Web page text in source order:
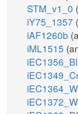
STM_v1_0
iY75_1357
iAF1260b
iML1515
iEC1364_W